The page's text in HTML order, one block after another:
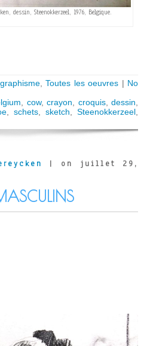
dessin, Steenokkerzeel, 1976, Belgique.
, Toutes les oeuvres | No
cow,crayon croquis,dessin
, schets, sketch ,Steenokkerzeel
| on juillet 29,